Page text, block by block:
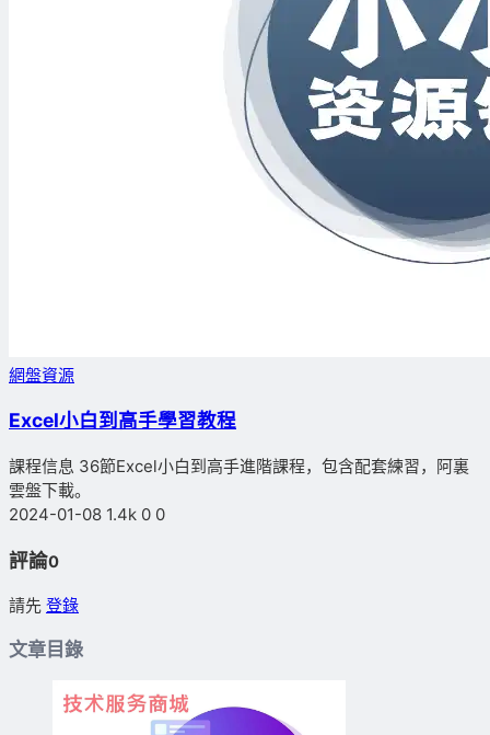
網盤資源
Excel小白到高手學習教程
課程信息 36節Excel小白到高手進階課程，包含配套練習，阿裏
雲盤下載。
2024-01-08 1.4k 0 0
評論0
請先 登錄
文章目錄